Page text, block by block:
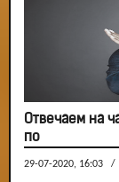
Отвечаем на
по
29-07-2020, 16:03 /